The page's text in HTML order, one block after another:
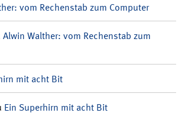
vom Rechenstab zum Computer
Alwin Walther: vom Rechenstab zum
mit acht Bit
Ein Superhirn mit acht Bit